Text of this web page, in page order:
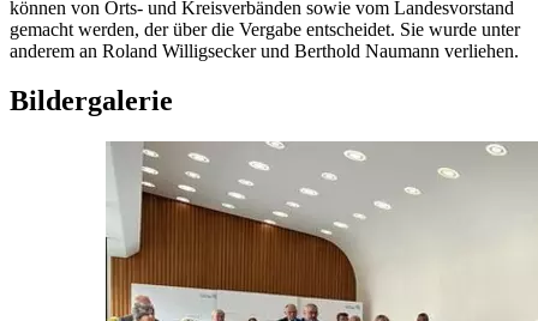
können von Orts- und Kreisverbänden sowie vom Landesvorstand
gemacht werden, der über die Vergabe entscheidet. Sie wurde unter
anderem an Roland Willigsecker und Berthold Naumann verliehen.
Bildergalerie